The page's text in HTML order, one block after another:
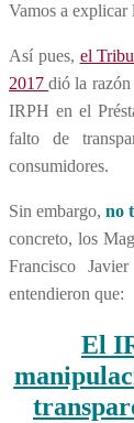
Vamos a explicar
Así pues, el
2017dió la razón
IRPH en el
falto de
consumidores.
Sin embargo, no
concreto, los
Francisco
entendieron que:
El